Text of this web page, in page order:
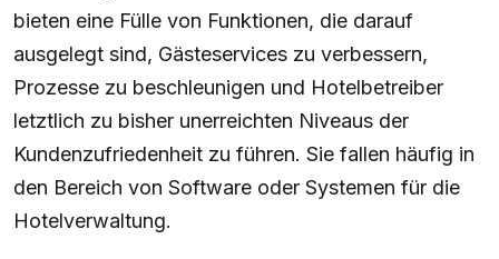
bieten eine Fülle von Funktionen, die darauf
ausgelegt sind, Gästeservices zu verbessern,
Prozesse zu beschleunigen und Hotelbetreiber
letztlich zu bisher unerreichten Niveaus der
Kundenzufriedenheit zu führen. Sie fallen häufig in
den Bereich von Software oder Systemen für die
Hotelverwaltung.